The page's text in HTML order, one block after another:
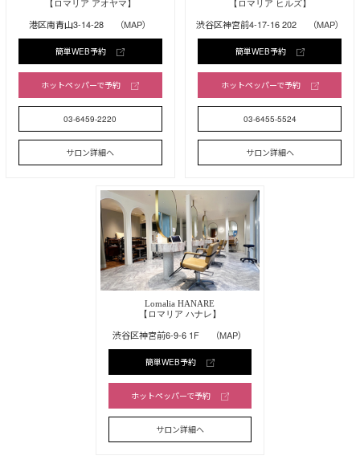
【ロマリア アオヤマ】
港区南青山3-14-28 （MAP）
簡単WEB予約
ホットペッパーで予約
03-6459-2220
サロン詳細へ
【ロマリア ヒルズ】
渋谷区神宮前4-17-16 202 （MAP）
簡単WEB予約
ホットペッパーで予約
03-6455-5524
サロン詳細へ
Lomalia HANARE
【ロマリア ハナレ】
渋谷区神宮前6-9-6 1F （MAP）
簡単WEB予約
ホットペッパーで予約
サロン詳細へ